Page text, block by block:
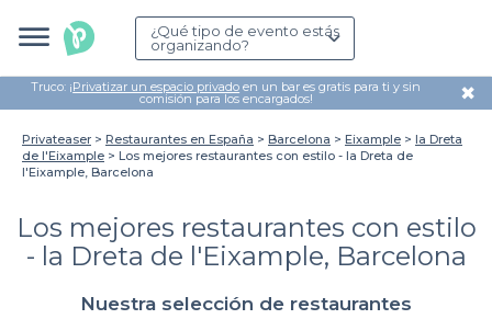
¿Qué tipo de evento estás
organizando?
Truco: ¡Privatizar un espacio privado en un bar es gratis para ti y sin
comisión para los encargados! ✖
Privateaser Restaurantes en España Barcelona Eixample
la Dreta
de l'Eixample
Los mejores restaurantes con estilo - la Dreta de
l'Eixample, Barcelona
Los mejores restaurantes con estilo
- la Dreta de l'Eixample, Barcelona
Nuestra selección de restaurantes